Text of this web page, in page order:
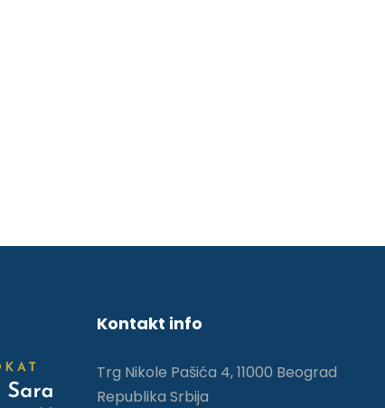
Kontakt info
Trg Nikole Pašića 4, 11000 Beograd
Republika Srbija